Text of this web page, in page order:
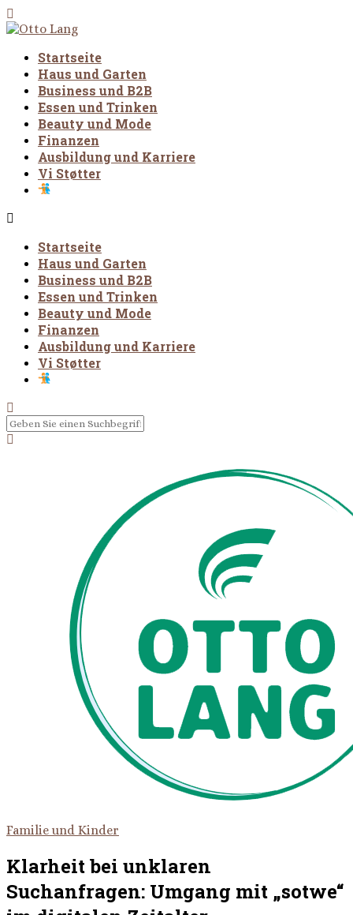
Startseite
Haus und Garten
Business und B2B
Essen und Trinken
Beauty und Mode
Finanzen
Ausbildung und Karriere
Vi Støtter
Startseite
Haus und Garten
Business und B2B
Essen und Trinken
Beauty und Mode
Finanzen
Ausbildung und Karriere
Vi Støtter
Familie und Kinder
Klarheit bei unklaren
Suchanfragen: Umgang mit „sotwe“